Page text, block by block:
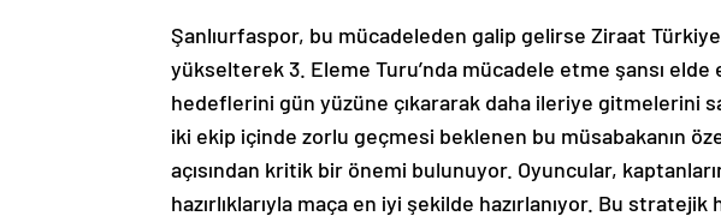
Şanlıurfaspor, bu mücadeleden galip gelirse Ziraat Türkiye
yükselterek 3. Eleme Turu’nda mücadele etme şansı elde
hedeflerini gün yüzüne çıkararak daha ileriye gitmelerini
iki ekip içinde zorlu geçmesi beklenen bu müsabakanın
açısından kritik bir önemi bulunuyor. Oyuncular,
hazırlıklarıyla maça en iyi şekilde hazırlanıyor. Bu stratejik